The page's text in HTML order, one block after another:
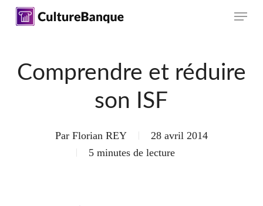
Skip
Menu
Comprendre et réduire
son ISF
Par Florian REY
28 avril 2014
5 minutes de lecture